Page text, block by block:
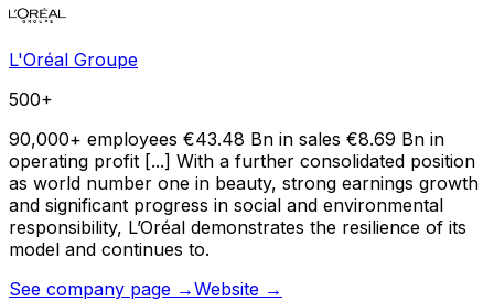
L'Oréal Groupe
500+
90,000+ employees €43.48 Bn in sales €8.69 Bn in
operating profit [...] With a further consolidated position
as world number one in beauty, strong earnings growth
and significant progress in social and environmental
responsibility, L’Oréal demonstrates the resilience of its
model and continues to.
See company page →Website →